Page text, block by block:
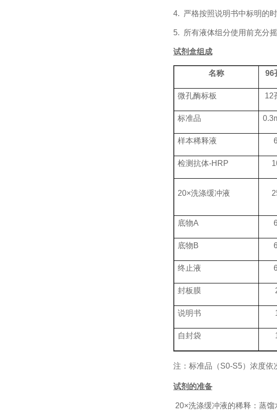
4. 严格按照说明书中标明的
5. 所有液体组分使用前充分摇
试剂盒组成
名称 96
微孔酶标板 12
标准品
样本稀释液
检测抗体-HRP
20×洗涤缓冲液
底物A
底物B
终止液
封板膜
说明书
自封袋
注：标准品（S0-S5）浓度依
试剂的准备
20×洗涤缓冲液的稀释：蒸